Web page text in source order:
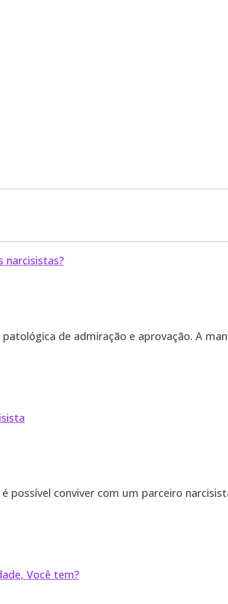
de admiração e aprovação. A
possível conviver com um parceiro